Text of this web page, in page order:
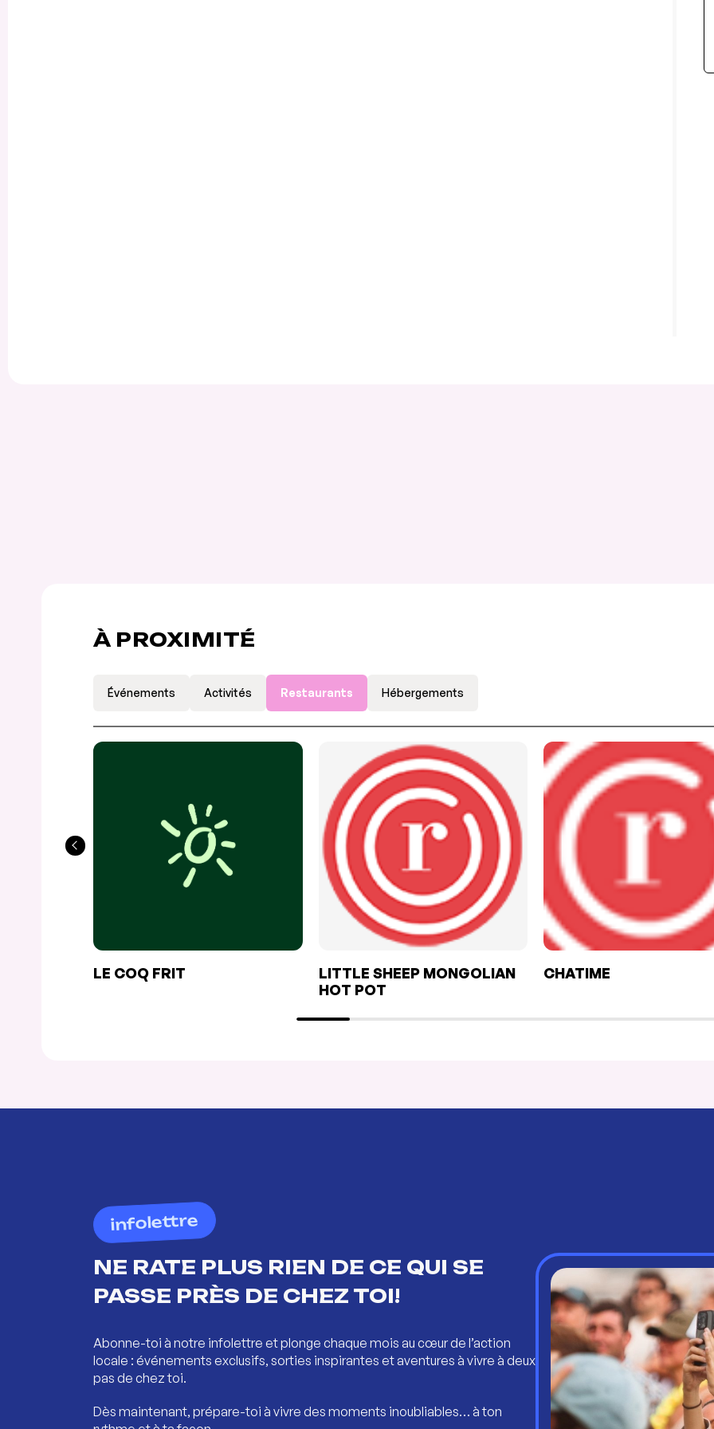
À PROXIMITÉ
Événements Activités Restaurants Hébergements
LE COQ FRIT
LITTLE SHEEP MONGOLIAN
HOT POT
CHATIME
infolettre
NE RATE PLUS RIEN DE CE QUI SE
PASSE PRÈS DE CHEZ TOI!
Abonne-toi à notre infolettre et plonge chaque mois au cœur de l’action
locale : événements exclusifs, sorties inspirantes et aventures à vivre à deux
pas de chez toi.
Dès maintenant, prépare-toi à vivre des moments inoubliables… à ton